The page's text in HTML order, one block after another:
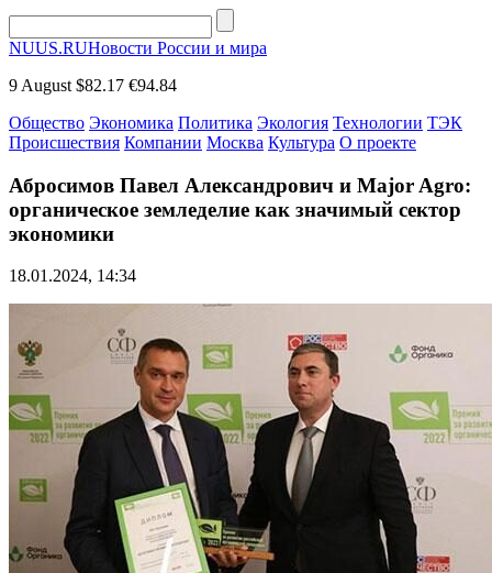
NUUS.RUНовости России и мира
9 August $82.17 €94.84
Общество Экономика Политика Экология Технологии ТЭК
Происшествия Компании Москва Культура О проекте
Абросимов Павел Александрович и Major Agro:
органическое земледелие как значимый сектор
экономики
18.01.2024, 14:34